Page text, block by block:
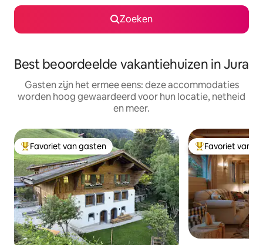
Zoeken
Best beoordeelde vakantiehuizen in Jura
Gasten zijn het ermee eens: deze accommodaties
worden hoog gewaardeerd voor hun locatie, netheid
en meer.
Topfavoriet van gasten
Favoriet van gasten Topfavoriet van
Favoriet van